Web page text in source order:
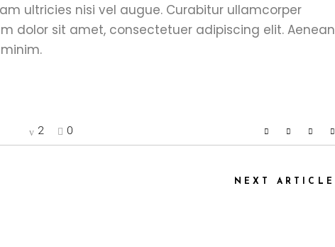
ultricies nisi vel augue. Curabitur ullamcorper
dolor sit amet, consectetuer adipiscing elit. Aenean
2 0
NEXT ARTICLE